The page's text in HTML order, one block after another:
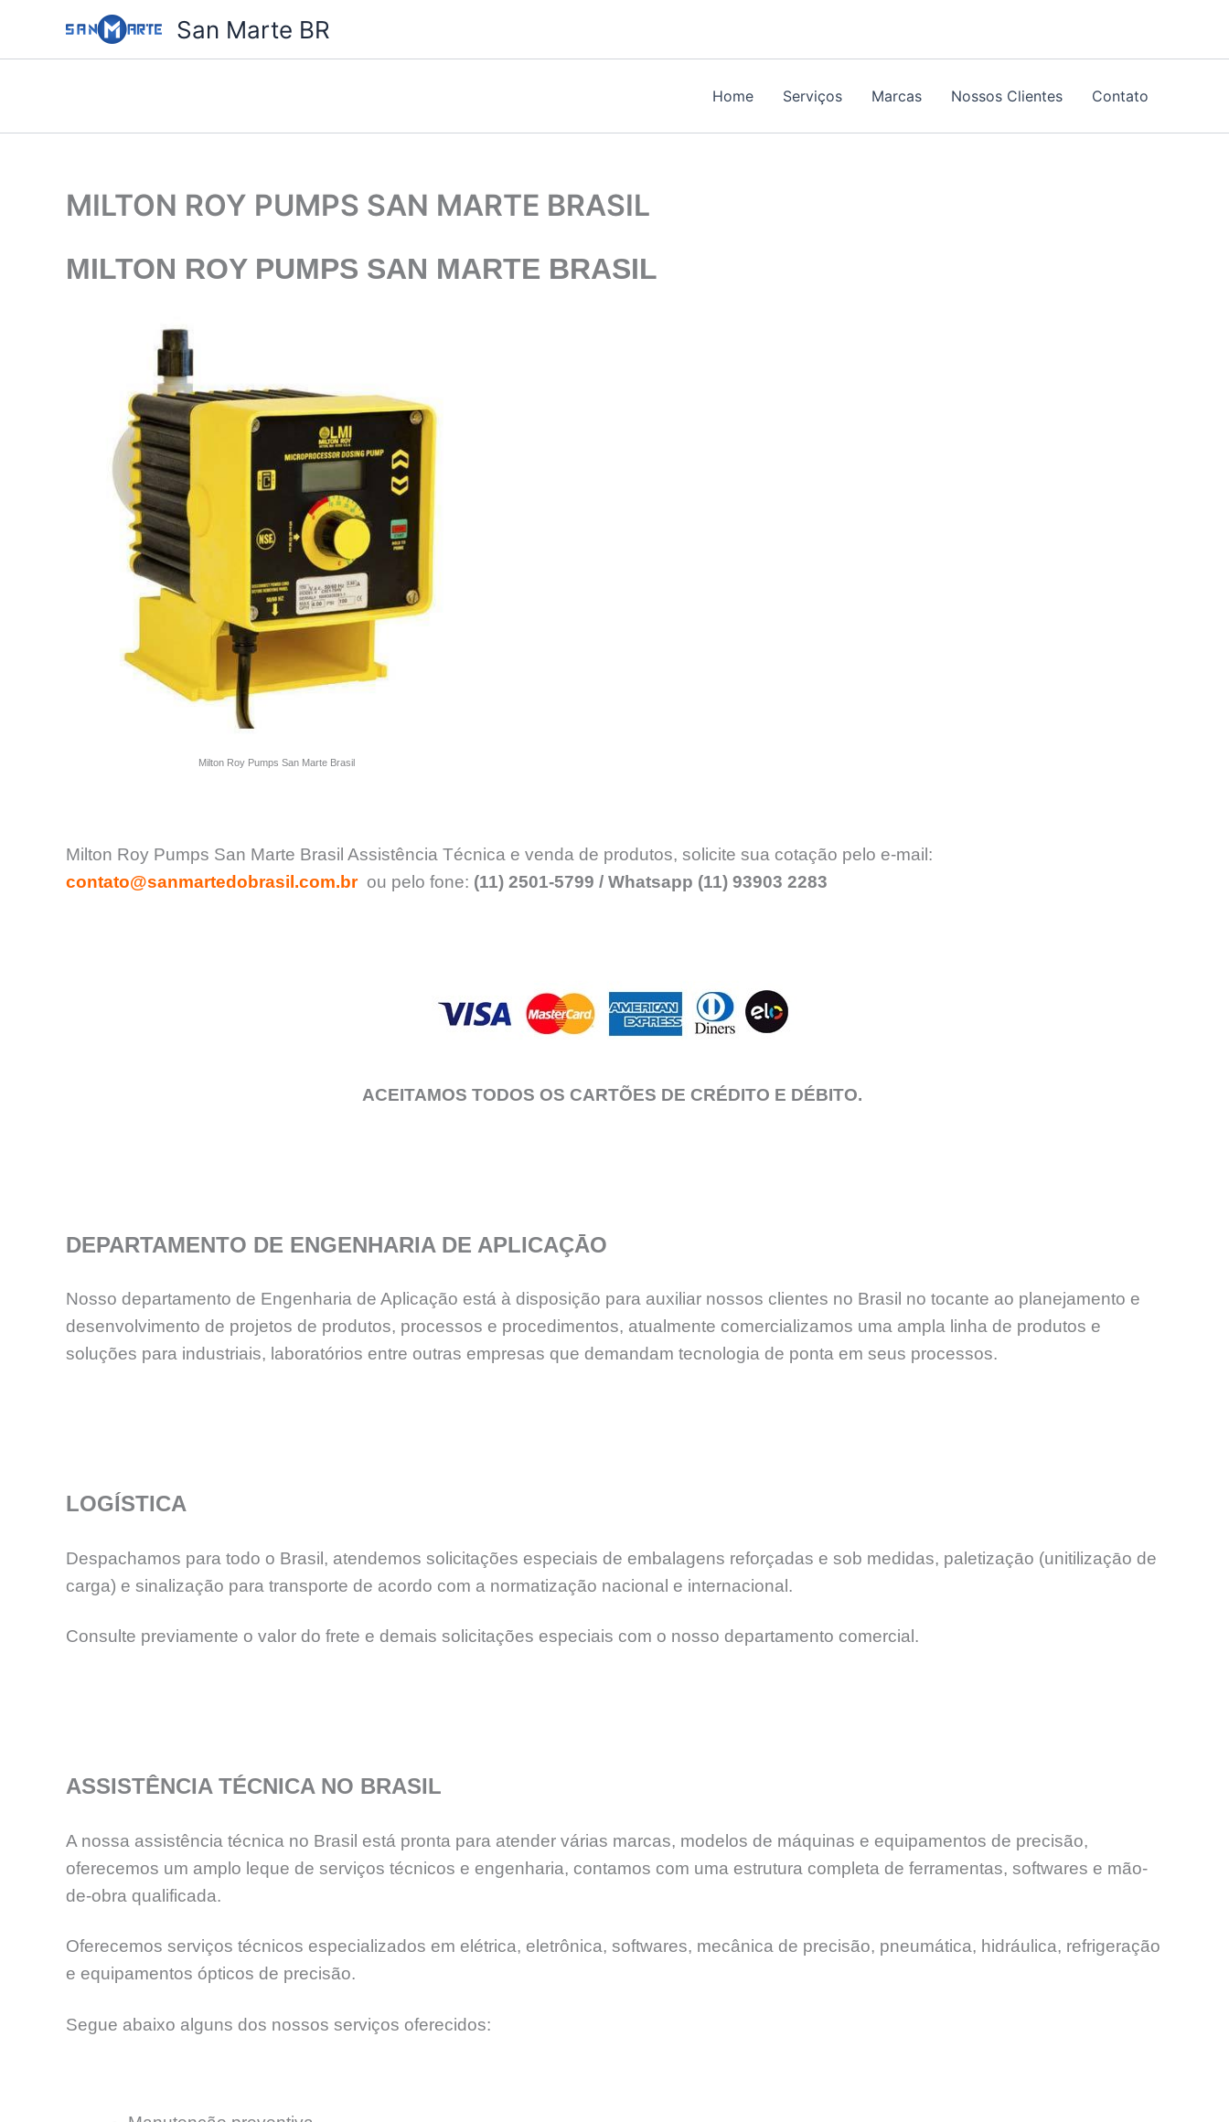
o
San Marte BR
Home Serviços Marcas Nossos Clientes Contato
MILTON ROY PUMPS SAN MARTE BRASIL
MILTON ROY PUMPS SAN MARTE BRASIL
Milton Roy Pumps San Marte Brasil
Milton Roy Pumps San Marte Brasil Assistência Técnica e venda de produtos, solicite sua cotação pelo e-mail:
contato@sanmartedobrasil.com.brou pelo fone: (11) 2501-5799 / Whatsapp (11) 93903 2283
ACEITAMOS TODOS OS CARTÕES DE CRÉDITO E DÉBITO.
DEPARTAMENTO DE ENGENHARIA DE APLICAÇĀO
Nosso departamento de Engenharia de Aplicação está à disposição para auxiliar nossos clientes no Brasil no tocante ao planejamento e
desenvolvimento de projetos de produtos, processos e procedimentos, atualmente comercializamos uma ampla linha de produtos e
soluções para industriais, laboratórios entre outras empresas que demandam tecnologia de ponta em seus processos.
LOGÍSTICA
Despachamos para todo o Brasil, atendemos solicitações especiais de embalagens reforçadas e sob medidas, paletizaçāo (unitilizaçāo de
carga) e sinalização para transporte de acordo com a normatização nacional e internacional.
Consulte previamente o valor do frete e demais solicitações especiais com o nosso departamento comercial.
ASSISTÊNCIA TÉCNICA NO BRASIL
A nossa assistência técnica no Brasil está pronta para atender várias marcas, modelos de máquinas e equipamentos de precisão,
oferecemos um amplo leque de serviços técnicos e engenharia, contamos com uma estrutura completa de ferramentas, softwares e mão-
de-obra qualificada.
Oferecemos serviços técnicos especializados em elétrica, eletrônica, softwares, mecânica de precisão, pneumática, hidráulica, refrigeração
e equipamentos ópticos de precisão.
Segue abaixo alguns dos nossos serviços oferecidos: